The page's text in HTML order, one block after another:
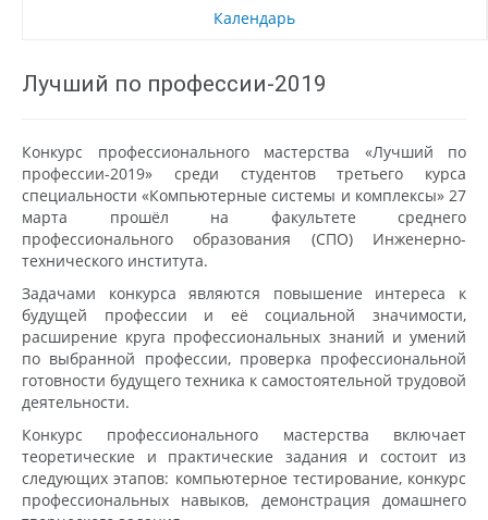
Календарь
Лучший по профессии-2019
Конкурс профессионального мастерства «Лучший по
профессии-2019» среди студентов третьего курса
специальности «Компьютерные системы и комплексы» 27
марта прошёл на факультете среднего
профессионального образования (СПО) Инженерно-
технического института.
Задачами конкурса являются повышение интереса к
будущей профессии и её социальной значимости,
расширение круга профессиональных знаний и умений
по выбранной профессии, проверка профессиональной
готовности будущего техника к самостоятельной трудовой
деятельности.
Конкурс профессионального мастерства включает
теоретические и практические задания и состоит из
следующих этапов: компьютерное тестирование, конкурс
профессиональных навыков, демонстрация домашнего